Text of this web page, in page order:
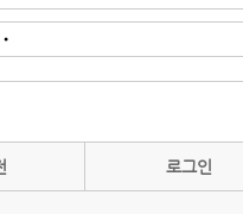
로그인